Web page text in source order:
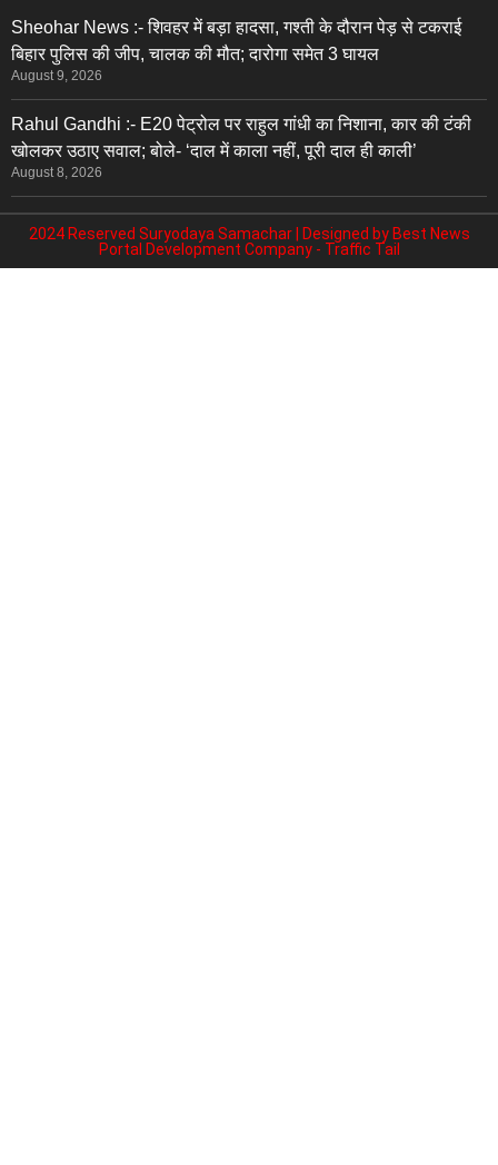
Sheohar News :- शिवहर में बड़ा हादसा, गश्ती के दौरान पेड़ से टकराई
बिहार पुलिस की जीप, चालक की मौत; दारोगा समेत 3 घायल
August 9, 2026
Rahul Gandhi :- E20 पेट्रोल पर राहुल गांधी का निशाना, कार की टंकी
खोलकर उठाए सवाल; बोले- ‘दाल में काला नहीं, पूरी दाल ही काली’
August 8, 2026
2024 Reserved Suryodaya Samachar | Designed by Best News
Portal Development Company- Traffic Tail